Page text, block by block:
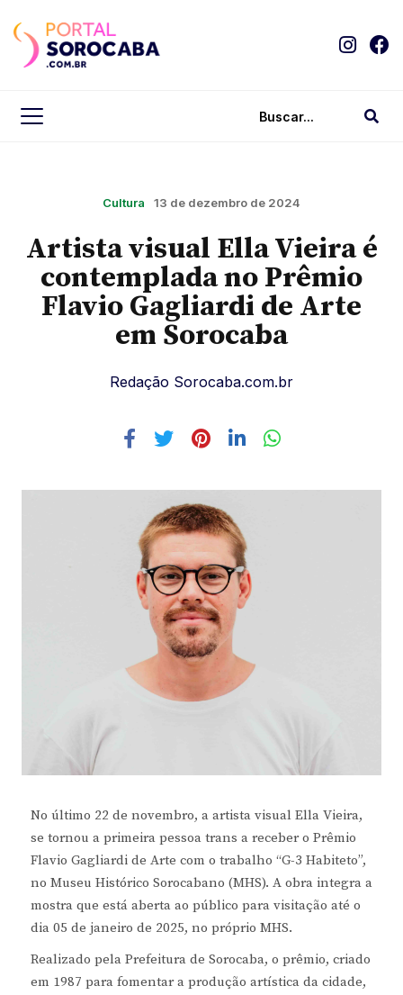
Cultura 13 de dezembro de 2024
Artista visual Ella Vieira é
contemplada no Prêmio
Flavio Gagliardi de Arte
em Sorocaba
Redação Sorocaba.com.br
No último 22 de novembro, a artista visual Ella Vieira,
se tornou a primeira pessoa trans a receber o Prêmio
Flavio Gagliardi de Arte com o trabalho “G-3 Habiteto”,
no Museu Histórico Sorocabano (MHS). A obra integra a
mostra que está aberta ao público para visitação até o
dia 05 de janeiro de 2025, no próprio MHS.
Realizado pela Prefeitura de Sorocaba, o prêmio, criado
em 1987 para fomentar a produção artística da cidade,